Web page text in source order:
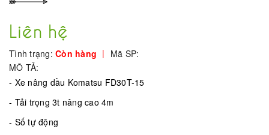
Liên hệ
Tình trạng: Còn hàng | Mã SP:
MÔ TẢ:
- Xe nâng dầu Komatsu FD30T-15
- Tải trọng 3t nâng cao 4m
- Số tự động